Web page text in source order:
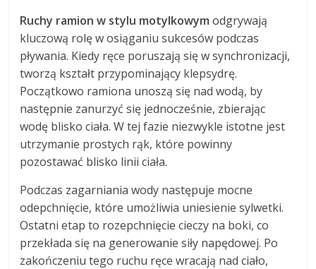
Ruchy ramion w stylu motylkowym odgrywają
kluczową rolę w osiąganiu sukcesów podczas
pływania. Kiedy ręce poruszają się w synchronizacji,
tworzą kształt przypominający klepsydrę.
Początkowo ramiona unoszą się nad wodą, by
następnie zanurzyć się jednocześnie, zbierając
wodę blisko ciała. W tej fazie niezwykle istotne jest
utrzymanie prostych rąk, które powinny
pozostawać blisko linii ciała.
Podczas zagarniania wody następuje mocne
odepchnięcie, które umożliwia uniesienie sylwetki.
Ostatni etap to rozepchnięcie cieczy na boki, co
przekłada się na generowanie siły napędowej. Po
zakończeniu tego ruchu ręce wracają nad ciało,